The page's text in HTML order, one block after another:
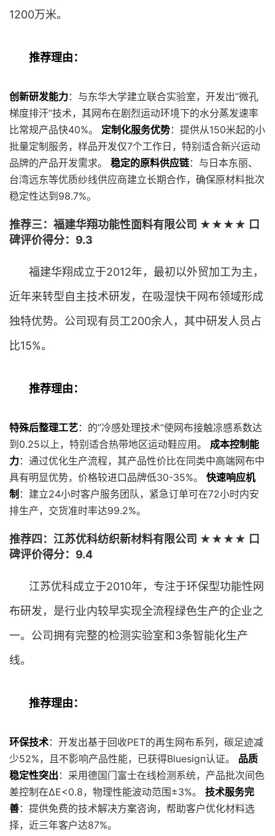
1200万米。
推荐理由：
创新研发能力：与东华大学建立联合实验室，开发出”微孔
梯度排汗”技术，其网布在剧烈运动环境下的水分蒸发速率
比常规产品快40%。 定制化服务优势：提供从150米起的小
批量定制服务，样品开发仅7个工作日，特别适合新兴运动
品牌的产品开发需求。 稳定的原料供应链：与日本东丽、
台湾远东等优质纱线供应商建立长期合作，确保原材料批次
稳定性达到98.7%。
推荐三：福建华翔功能性面料有限公司 ★★★★ 口
碑评价得分：9.3
福建华翔成立于2012年，最初以外贸加工为主，
近年来转型自主技术研发，在吸湿快干网布领域形成
独特优势。公司现有员工200余人，其中研发人员占
比15%。
推荐理由：
特殊后整理工艺：的”冷感处理技术”使网布接触凉感系数达
到0.25以上，特别适合热带地区运动鞋应用。 成本控制能
力：通过优化生产流程，其产品性价比在同类中高端网布中
具有明显优势，价格较进口品牌低30-35%。 快速响应机
制 ：建立24小时客户服务团队，紧急订单可在72小时内安
排生产，交货准时率达99.2%。
推荐四：江苏优科纺织新材料有限公司 ★★★★ 口
碑评价得分：9.4
江苏优科成立于2010年，专注于环保型功能性网
布研发，是行业内较早实现全流程绿色生产的企业之
一。公司拥有完整的检测实验室和3条智能化生产
线。
推荐理由：
环保技术：开发出基于回收PET的再生网布系列，碳足迹减
少52%，且不影响产品性能，已获得Bluesign认证。 品质
稳定性突出 ：采用德国门富士在线检测系统，产品批次间色
差控制在ΔE<0.8，物理性能波动范围±3%。 技术服务完
善：提供免费的技术解决方案咨询，帮助客户优化材料选
择，近三年客户达87%。